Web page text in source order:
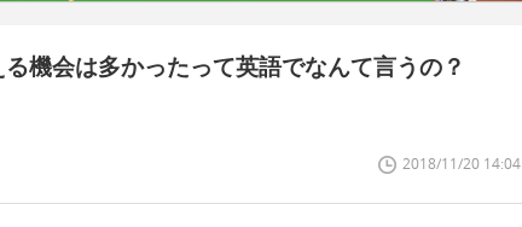
機会は多かったって英語でなんて言うの？
2018/11/20 14:04